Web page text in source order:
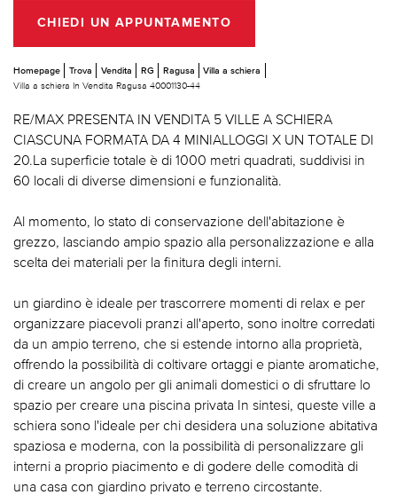
CHIEDI UN APPUNTAMENTO
Homepage Trova Vendita RG Ragusa
Villa a schiera
Villa a schiera In Vendita Ragusa 40001130-44
RE/MAX PRESENTA IN VENDITA 5 VILLE A SCHIERA
CIASCUNA FORMATA DA 4 MINIALLOGGI X UN TOTALE DI
20.La superficie totale è di 1000 metri quadrati, suddivisi in
60 locali di diverse dimensioni e funzionalità.
Al momento, lo stato di conservazione dell'abitazione è
grezzo, lasciando ampio spazio alla personalizzazione e alla
scelta dei materiali per la finitura degli interni.
un giardino è ideale per trascorrere momenti di relax e per
organizzare piacevoli pranzi all'aperto, sono inoltre corredati
da un ampio terreno, che si estende intorno alla proprietà,
offrendo la possibilità di coltivare ortaggi e piante aromatiche,
di creare un angolo per gli animali domestici o di sfruttare lo
spazio per creare una piscina privata In sintesi, queste ville a
schiera sono l'ideale per chi desidera una soluzione abitativa
spaziosa e moderna, con la possibilità di personalizzare gli
interni a proprio piacimento e di godere delle comodità di
una casa con giardino privato e terreno circostante.